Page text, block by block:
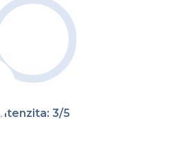
Intenzita: 3/5